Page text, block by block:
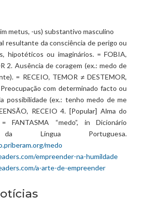
metus, -us) substantivo masculino
resultante da consciência de perigo ou
hipotéticos ou imaginários. = FOBIA,
2. Ausência de coragem (ex.: medo de
= RECEIO, TEMOR ≠ DESTEMOR,
com determinado facto ou
possibilidade (ex.: tenho medo de me
RECEIO 4. [Popular] Alma do
FANTASMA “medo”, in Dicionário
da Língua Portuguesa.
medo
empreender-na-humildade
a-arte-de-empreender